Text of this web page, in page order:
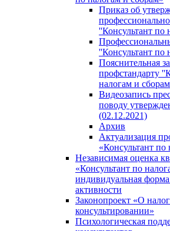
Приказ об
''Консультант по
''Консультант по
Пояснительная
профстандарту
налогам и
Видеозапись
поводу
(02.12.2021)
Архив
Актуализация
«Консультант по
Независимая оценка
«Консультант по
индивидуальная
активности
Законопроект «О
консультировании»
Психологическая